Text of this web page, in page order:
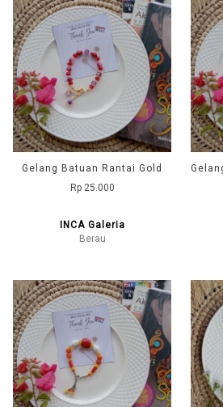
Gelang Batuan Rantai Gold
Rp 25.000
INCA Galeria
Berau